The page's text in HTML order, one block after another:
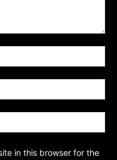
in this browser for the